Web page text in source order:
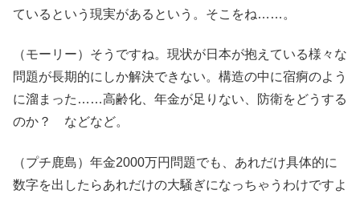
ているという現実があるという。そこをね……。
（モーリー）そうですね。現状が日本が抱えている様々な
問題が長期的にしか解決できない。構造の中に宿痾のよう
に溜まった……高齢化、年金が足りない、防衛をどうする
のか？ などなど。
（プチ鹿島）年金2000万円問題でも、あれだけ具体的に
数字を出したらあれだけの大騒ぎになっちゃうわけですよ